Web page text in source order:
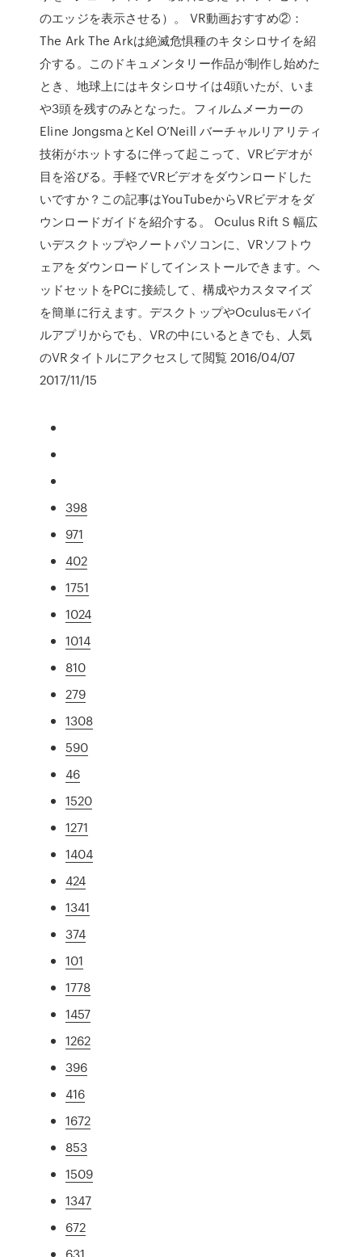
のエッジを表示させる）。 VR動画おすすめ②：
The Ark The Arkは絶滅危惧種のキタシロサイを紹
介する。このドキュメンタリー作品が制作し始めた
とき、地球上にはキタシロサイは4頭いたが、いま
や3頭を残すのみとなった。フィルムメーカーの
Eline JongsmaとKel O’Neill バーチャルリアリティ
技術がホットするに伴って起こって、VRビデオが
目を浴びる。手軽でVRビデオをダウンロードした
いですか？この記事はYouTubeからVRビデオをダ
ウンロードガイドを紹介する。 Oculus Rift S 幅広
いデスクトップやノートパソコンに、VRソフトウ
ェアをダウンロードしてインストールできます。ヘ
ッドセットをPCに接続して、構成やカスタマイズ
を簡単に行えます。デスクトップやOculusモバイ
ルアプリからでも、VRの中にいるときでも、人気
のVRタイトルにアクセスして閲覧 2016/04/07
2017/11/15
398
971
402
1751
1024
1014
810
279
1308
590
46
1520
1271
1404
424
1341
374
101
1778
1457
1262
396
416
1672
853
1509
1347
672
631